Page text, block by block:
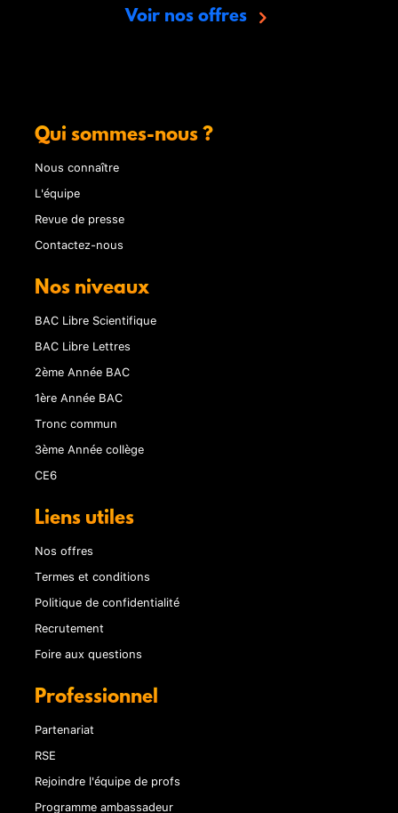
Voir nos offres
Qui sommes-nous ?
Nous connaître
L'équipe
Revue de presse
Contactez-nous
Nos niveaux
BAC Libre Scientifique
BAC Libre Lettres
2ème Année BAC
1ère Année BAC
Tronc commun
3ème Année collège
CE6
Liens utiles
Nos offres
Termes et conditions
Politique de confidentialité
Recrutement
Foire aux questions
Professionnel
Partenariat
RSE
Rejoindre l'équipe de profs
Programme ambassadeur